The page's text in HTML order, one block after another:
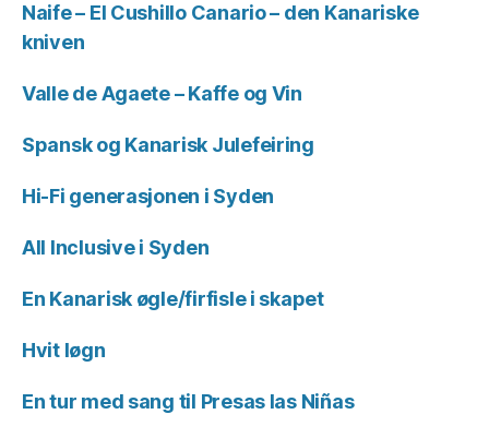
Naife – El Cushillo Canario – den Kanariske
kniven
Valle de Agaete – Kaffe og Vin
Spansk og Kanarisk Julefeiring
Hi-Fi generasjonen i Syden
All Inclusive i Syden
En Kanarisk øgle/firfisle i skapet
Hvit løgn
En tur med sang til Presas las Niñas